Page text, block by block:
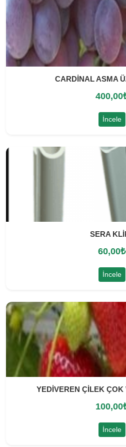
CARDİNAL ASMA
400,00
İncele
SERA
60,00₺
İncele
YEDİVEREN ÇİLEK
100,00
İncele